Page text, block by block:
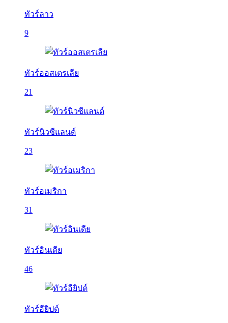
ทัวร์ลาว
9
ทัวร์ออสเตรเลีย
21
ทัวร์นิวซีแลนด์
23
ทัวร์อเมริกา
31
ทัวร์อินเดีย
46
ทัวร์อียิปต์